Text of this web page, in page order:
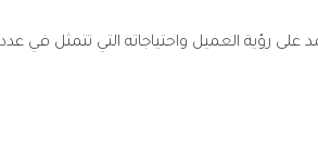
العميل واحتياجاته التي تتمثل في عدد